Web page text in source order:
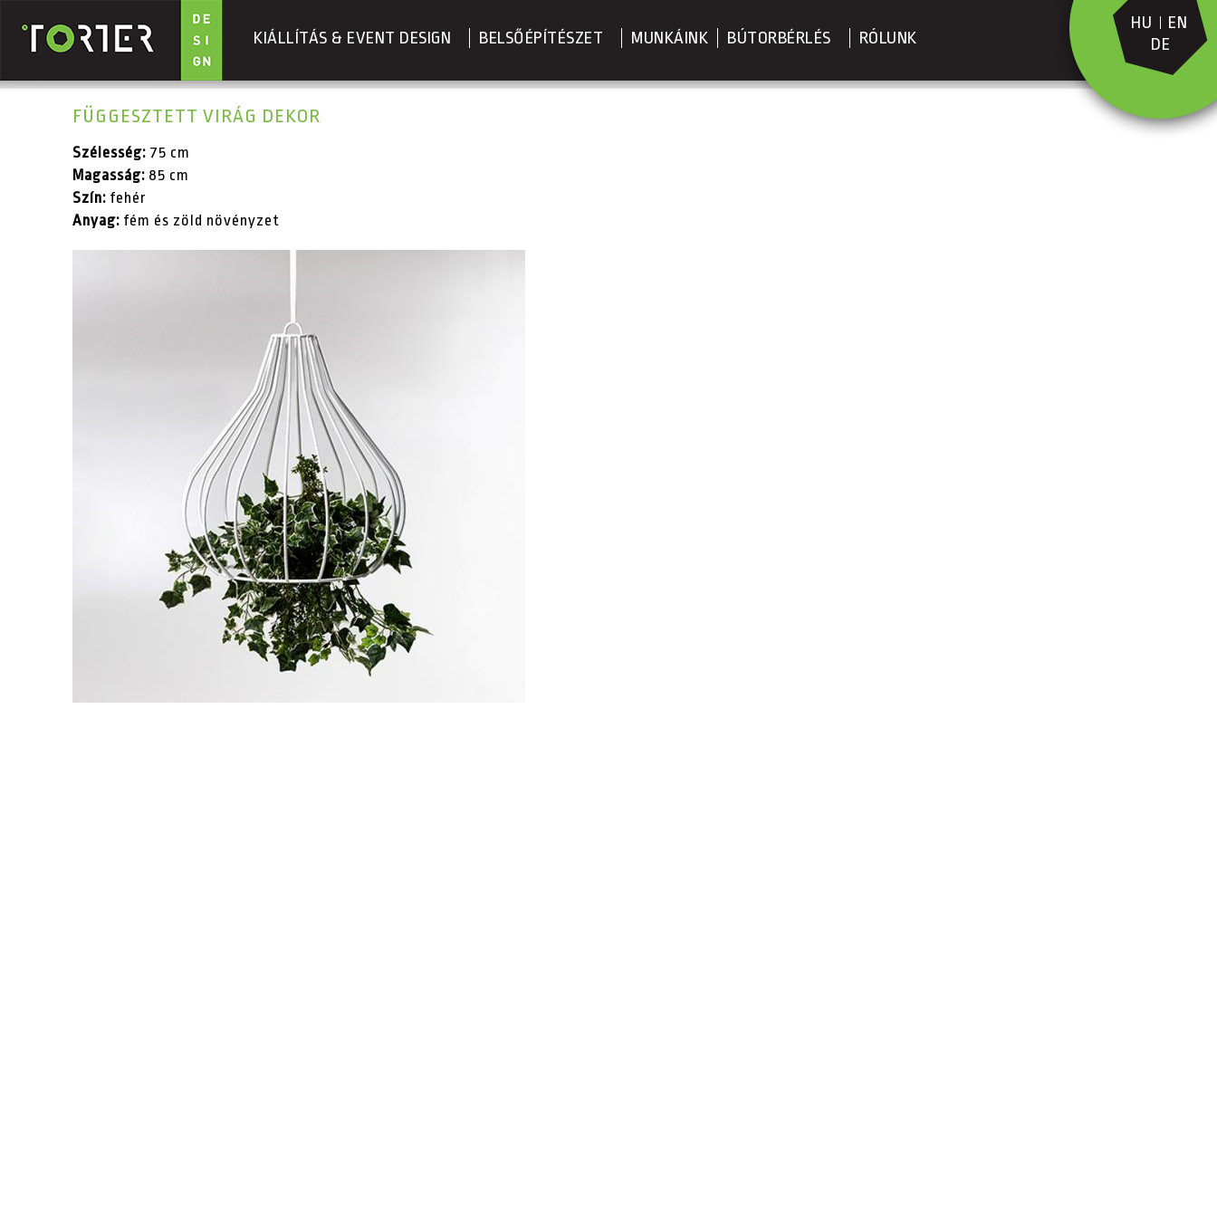
Ugrás a tartalomra
KIÁLLÍTÁS & EVENT DESIGN BELSŐÉPÍTÉSZET MUNKÁINK BÚTORBÉRLÉS RÓLUNK
HU
EN
DE
FÜGGESZTETT VIRÁG DEKOR
Szélesség: 75 cm
Magasság: 85 cm
Szín: fehér
Anyag: fém és zöld növényzet